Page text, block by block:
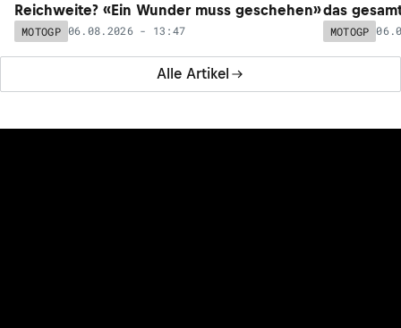
Alle Artikel
Reichweite? «Ein Wunder muss geschehen»
MOTOGP 06.08.2026 - 13:47
das
MOTOGP